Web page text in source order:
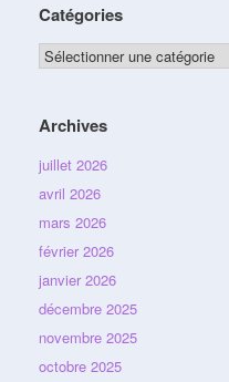
Catégories
Catégories
Archives
juillet 2026
avril 2026
mars 2026
février 2026
janvier 2026
décembre 2025
novembre 2025
octobre 2025